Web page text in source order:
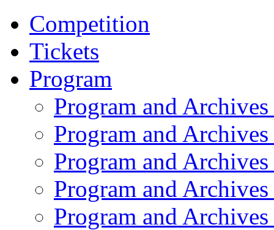
Competition
Tickets
Program
Program and
Program and
Program and
Program and
Program and